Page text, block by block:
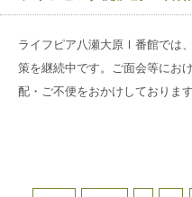
ライフピア八瀬大原Ⅰ番館では
策を継続中です。ご面会等にお
配・ご不便をおかけしておりま